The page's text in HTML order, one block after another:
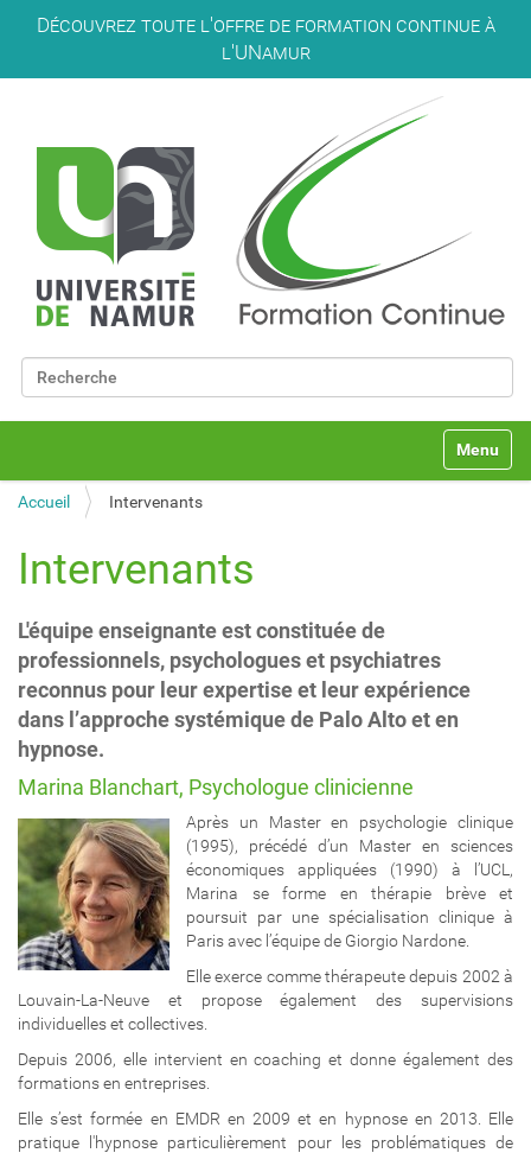
Découvrez toute l'offre de formation continue à
l'UNamur
Chercher par
v
Toggle
Accueil Intervenants
Intervenants
L'équipe enseignante est constituée de
professionnels, psychologues et psychiatres
reconnus pour leur expertise et leur expérience
dans l’approche systémique de Palo Alto et en
hypnose.
Marina Blanchart, Psychologue clinicienne
Après un Master en psychologie clinique
(1995), précédé d’un Master en sciences
économiques appliquées (1990) à l’UCL,
Marina se forme en thérapie brève et
poursuit par une spécialisation clinique à
Paris avec l’équipe de Giorgio Nardone.
Elle exerce comme thérapeute depuis 2002 à
Louvain-La-Neuve et propose également des supervisions
individuelles et collectives.
Depuis 2006, elle intervient en coaching et donne également des
formations en entreprises.
Elle s’est formée en EMDR en 2009 et en hypnose en 2013. Elle
pratique l'hypnose particulièrement pour les problématiques de